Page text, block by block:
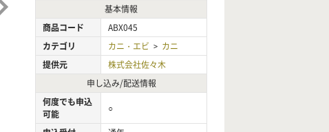
基本情報
商品コード
ABX045
カテゴリ
カニ・エビ > カニ
提供元
株式会社佐々木
申し込み/配送情報
何度でも申込
可能
○